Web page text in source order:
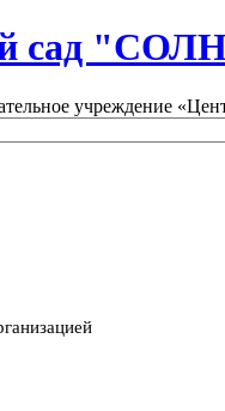
сад
учреждение